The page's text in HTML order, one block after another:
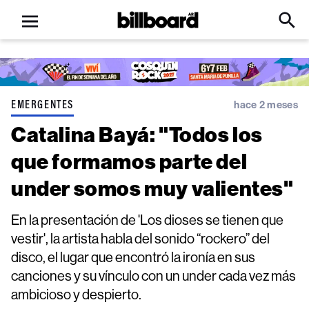
Open
menu
Billboard
Click
Input
EMERGENTES hace 2 meses
Catalina Bayá: "Todos los
que formamos parte del
under somos muy valientes"
En la presentación de 'Los dioses se tienen que
vestir', la artista habla del sonido “rockero” del
disco, el lugar que encontró la ironía en sus
canciones y su vínculo con un under cada vez más
ambicioso y despierto.